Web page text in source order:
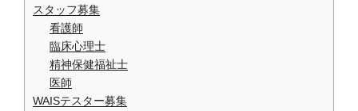
スタッフ募集
看護師
臨床心理士
精神保健福祉士
医師
WAISテスター募集